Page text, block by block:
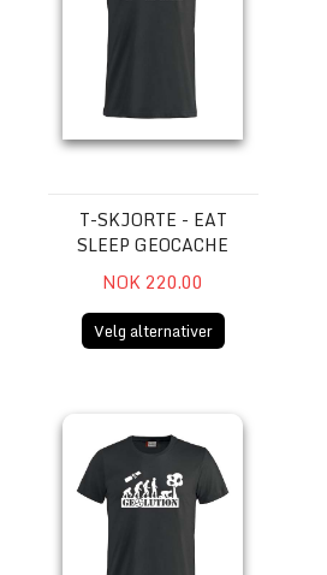
T-SKJORTE - EAT
SLEEP GEOCACHE
NOK 220.00
Velg alternativer